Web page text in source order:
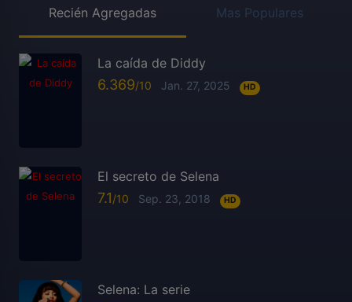
Recién Agregadas Mas Populares
La caída de Diddy
6.369 Jan. 27, 2025 HD
El secreto de Selena
7.1 Sep. 23, 2018 HD
Selena: La serie